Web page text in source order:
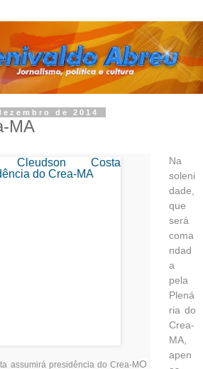
de 2014
MA
assumirá presidência do Crea-MO
Na
soleni
dade,
que
será
coma
ndad
a
pela
Plená
ria do
Crea-
MA,
apen